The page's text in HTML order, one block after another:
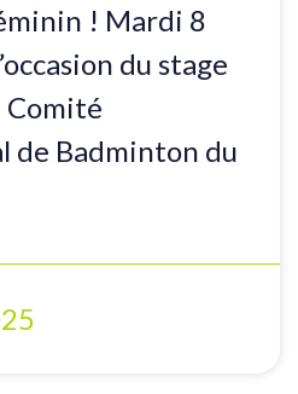
! Mardi 8
du stage
Comité
de Badminton du